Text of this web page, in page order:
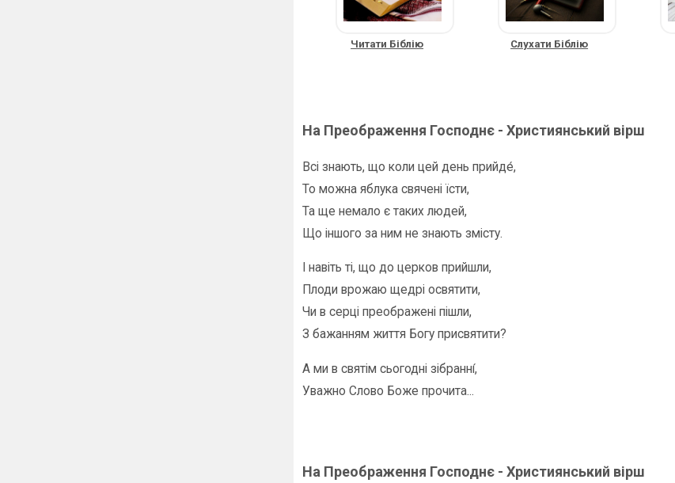
Читати Біблію Слухати Біблію
На Преображення Господнє - Християнський вірш
Всі знають, що коли цей день прийде́,
То можна яблука свячені їсти,
Та ще немало є таких людей,
Що іншого за ним не знають змісту.
І навіть ті, що до церков прийшли,
Плоди врожаю щедрі освятити,
Чи в серці преображені пішли,
З бажанням життя Богу присвятити?
А ми в святім сьогодні зібранні́,
Уважно Слово Боже прочита...
На Преображення Господнє - Християнський вірш